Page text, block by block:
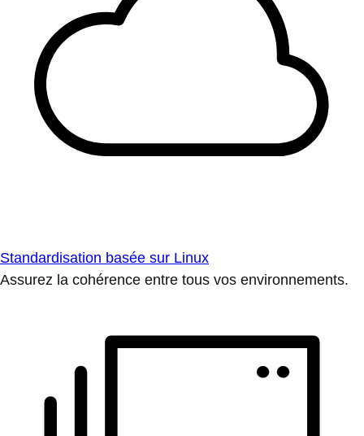
Standardisation basée sur Linux
Assurez la cohérence entre tous vos environnements.